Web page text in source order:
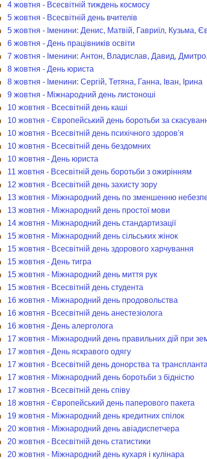
4 жовтня - Всесвітній тиждень космосу
5 жовтня - Всесвітній день вчителів
5 жовтня - Іменини: Денис, Матвій, Гавриїл, Кузьма,
6 жовтня - День працівників освіти
7 жовтня - Іменини: Антон, Владислав, Давид,
8 жовтня - День юриста
8 жовтня - Іменини: Сергій, Тетяна, Ганна, Іван, Ірина
9 жовтня - Міжнародний день листоноші
10 жовтня - Всесвітній день каші
10 жовтня - Європейський день боротьби за
10 жовтня - Всесвітній день психічного здоров'я
10 жовтня - Всесвітній день бездомних
10 жовтня - День юриста
11 жовтня - Всесвітній день боротьби з ожирінням
12 жовтня - Всесвітній день захисту зору
13 жовтня - Міжнародний день пo зменшенню
13 жовтня - Міжнародний день простої мови
14 жовтня - Міжнародний день стандартизації
15 жовтня - Міжнародний день сільських жінок
15 жовтня - Всесвітній день здорового харчування
15 жовтня - День тигра
15 жовтня - Міжнародний день миття рук
15 жовтня - Всесвітній день студента
16 жовтня - Міжнародний день продовольства
16 жовтня - Всесвітній день анестезіолога
16 жовтня - День алерголога
17 жовтня - Міжнародний день правильних дій при
17 жовтня - День яскравого одягу
17 жовтня - Всесвітній день донорства та
17 жовтня - Міжнародний день боротьби з бідністю
17 жовтня - Всесвітній день співу
18 жовтня - Європейський день паперового пакета
19 жовтня - Міжнародний день кредитних спілок
20 жовтня - Міжнародний день авіадиспетчера
20 жовтня - Всесвітній день статистики
20 жовтня - Міжнародний день кухаря і кулінара